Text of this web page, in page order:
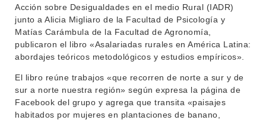
INVESTIGACIÓN
EXTENSIÓN
SERVICIOS
LLAMADOS
NOTICIAS
POSGRADOS
EDUCACIÓN PERMANENTE
MOVILIDAD ACADÉMICA
BIBLIOTECA
Acción sobre Desigualdades en el medio Rural (IADR)
junto a Alicia Migliaro de la Facultad de Psicología y
Matías Carámbula de la Facultad de Agronomía,
publicaron el libro «Asalariadas rurales en América Latina:
abordajes teóricos metodológicos y estudios empíricos».
El libro reúne trabajos «que recorren de norte a sur y de
sur a norte nuestra región» según expresa la página de
Facebook del grupo y agrega que transita «paisajes
habitados por mujeres en plantaciones de banano,